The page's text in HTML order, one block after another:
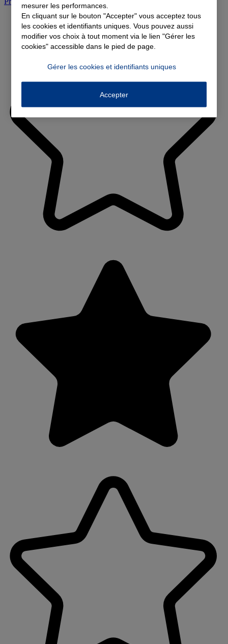
mesurer les performances.
En cliquant sur le bouton "Accepter" vous acceptez tous
les cookies et identifiants uniques. Vous pouvez aussi
modifier vos choix à tout moment via le lien "Gérer les
cookies" accessible dans le pied de page.
Gérer les cookies et identifiants uniques
Accepter